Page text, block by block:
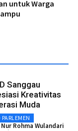
untuk Warga
Sanggau
Kreativitas
Muda
Nur Rohma Wulandari